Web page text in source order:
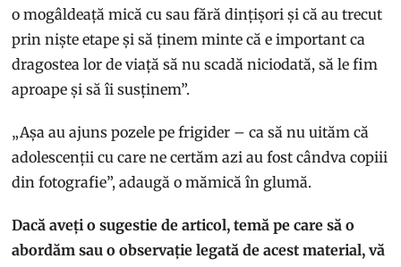
o mogâldeață mică cu sau fără dințișori și că au trecut
prin niște etape și să ținem minte că e important ca
dragostea lor de viață să nu scadă niciodată, să le fim
aproape și să îi susținem”.
„Așa au ajuns pozele pe frigider – ca să nu uităm că
adolescenții cu care ne certăm azi au fost cândva copiii
din fotografie”, adaugă o mămică în glumă.
Dacă aveți o sugestie de articol, temă pe care să o
abordăm sau o observație legată de acest material, vă